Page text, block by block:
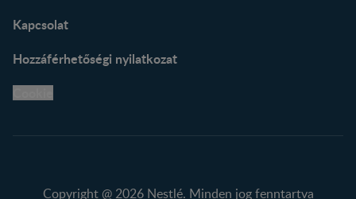
Kapcsolat
Hozzáférhetőségi nyilatkozat
Copyright @ 2026 Nestlé. Minden jog fenntartva